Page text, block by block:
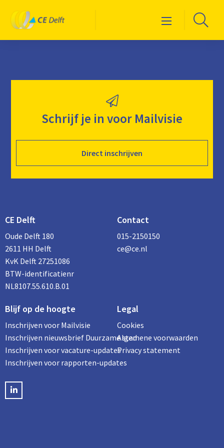
Logo
CE
Delft
Menu Ga
Schrijf je in voor Mailvisie
Direct inschrijven
CE Delft
Oude Delft 180
2611 HH Delft
KvK Delft 27251086
BTW-identificatienr
NL8107.55.610.B.01
Contact
015-2150150
ce@ce.nl
Blijf op de hoogte
Inschrijven voor Mailvisie
Inschrijven nieuwsbrief Duurzame stad
Inschrijven voor vacature-updates
Inschrijven voor rapporten-updates
LinkedIN
Legal
Cookies
Algemene voorwaarden
Privacy statement